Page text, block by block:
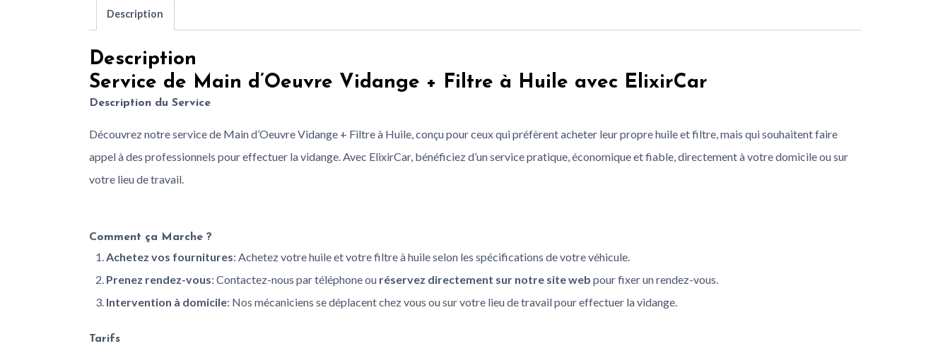
Description
Description
Service de Main d’Oeuvre Vidange + Filtre à Huile avec ElixirCar
Description du Service
Découvrez notre service de Main d’Oeuvre Vidange + Filtre à Huile, conçu pour ceux qui préfèrent acheter leur propre huile et filtre, mais qui souhaitent faire
appel à des professionnels pour effectuer la vidange. Avec ElixirCar, bénéficiez d’un service pratique, économique et fiable, directement à votre domicile ou sur
votre lieu de travail.
Comment ça Marche ?
Achetez vos fournitures: Achetez votre huile et votre filtre à huile selon les spécifications de votre véhicule.
Prenez rendez-vous: Contactez-nous par téléphone ou réservez directement sur notre site web pour fixer un rendez-vous.
Intervention à domicile: Nos mécaniciens se déplacent chez vous ou sur votre lieu de travail pour effectuer la vidange.
Tarifs